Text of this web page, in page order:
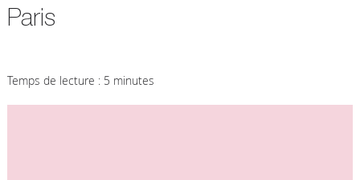
Paris
Temps de lecture : 5 minutes